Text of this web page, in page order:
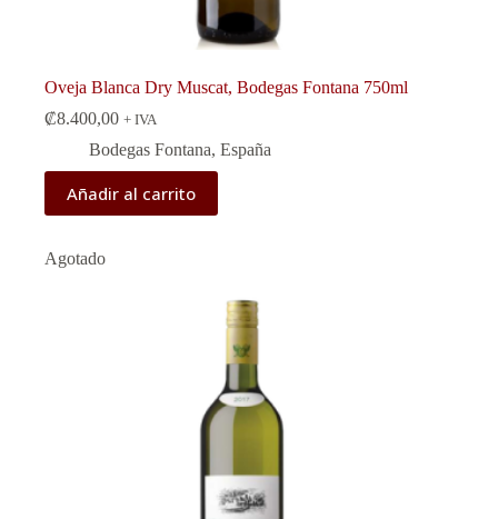
Oveja Blanca Dry Muscat, Bodegas Fontana 750ml
₡8.400,00 + IVA
Bodegas Fontana, España
Añadir al carrito
Agotado